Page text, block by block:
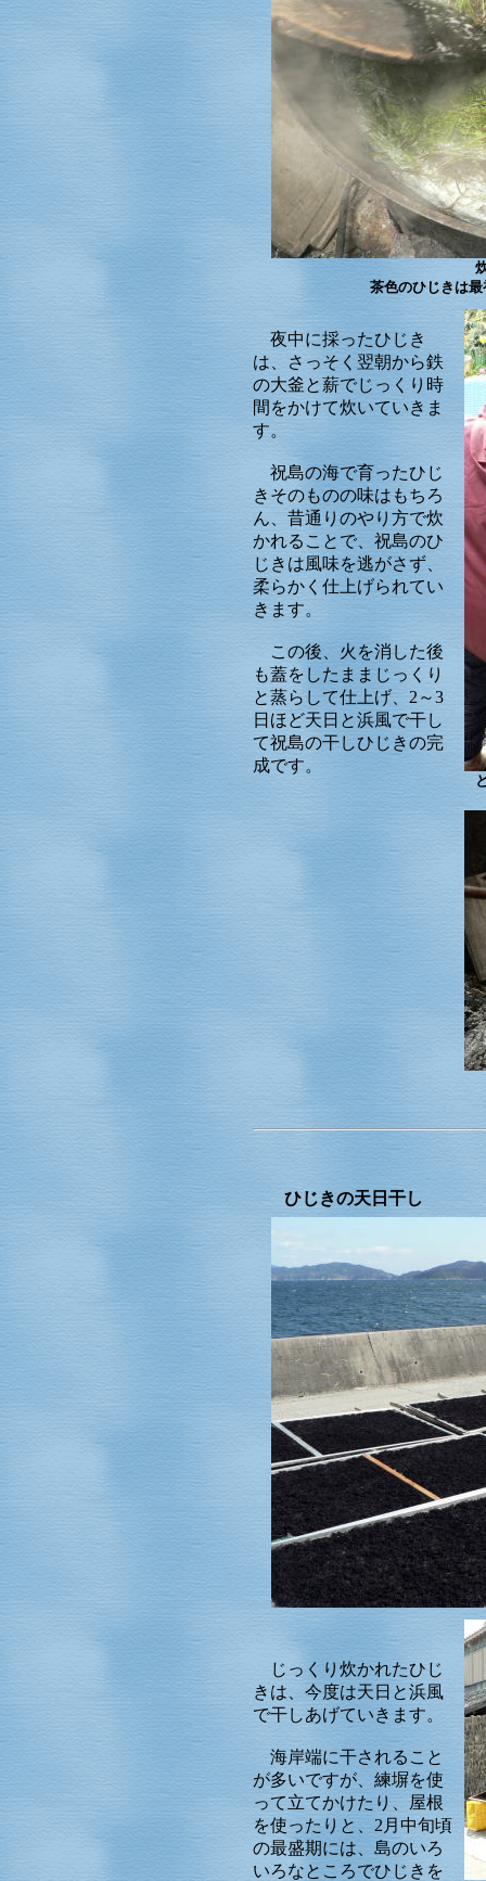
茶色のひじきは
夜中に採ったひじき
は、さっそく翌朝から鉄
の大釜と薪でじっくり時
間をかけて炊いていきま
す。
祝島の海で育ったひじ
きそのものの味はもちろ
ん、昔通りのやり方で炊
かれることで、祝島のひ
じきは風味を逃がさず、
柔らかく仕上げられてい
きます。
この後、火を消した後
も蓋をしたままじっくり
と蒸らして仕上げ、2～3
日ほど天日と浜風で干し
て祝島の干しひじきの完
成です。
ひじきの天日干し
じっくり炊かれたひじ
きは、今度は天日と浜風
で干しあげていきます。
海岸端に干されること
が多いですが、練塀を使
って立てかけたり、屋根
を使ったりと、2月中旬頃
の最盛期には、島のいろ
いろなところでひじきを